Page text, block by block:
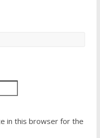
in this browser for the